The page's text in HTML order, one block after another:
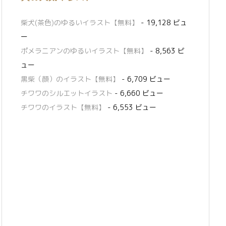
柴犬(茶色)のゆるいイラスト【無料】
- 19,128 ビュ
ー
ポメラニアンのゆるいイラスト【無料】
- 8,563 ビ
ュー
黒柴（顔）のイラスト【無料】
- 6,709 ビュー
チワワのシルエットイラスト - 6,660 ビュー
チワワのイラスト【無料】
- 6,553 ビュー